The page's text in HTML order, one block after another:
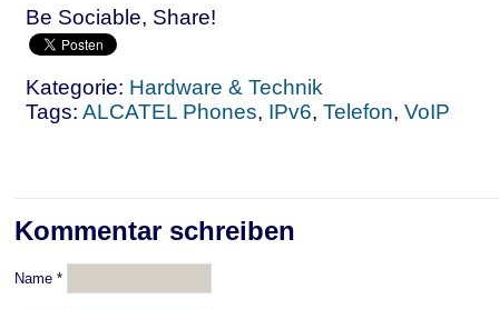
Be Sociable, Share!
Kategorie: Hardware & Technik
Tags: ALCATEL Phones, IPv6, Telefon, VoIP
Kommentar schreiben
Name *